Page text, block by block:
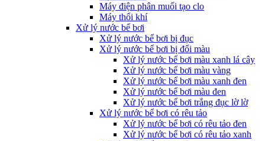
Máy điện phân muối tạo clo
Máy thổi khí
Xử lý nước bể bơi
Xử lý nước bể bơi bị đục
Xử lý nước bể bơi bị đổi màu
Xử lý nước bể bơi màu xanh lá cây
Xử lý nước bể bơi màu vàng
Xử lý nước bể bơi màu xanh đen
Xử lý nước bể bơi màu đen
Xử lý nước bể bơi trắng đục lờ lờ
Xử lý nước bể bơi có rêu tảo
Xử lý nước bể bơi có rêu tảo đen
Xử lý nước bể bơi có rêu tảo xanh